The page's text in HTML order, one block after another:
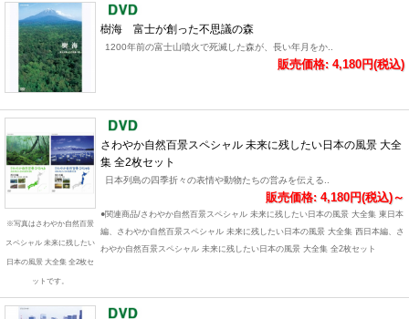
樹海 富士が創った不思議の森
1200年前の富士山噴火で死滅した森が、長い年月をか..
販売価格: 4,180円(税込)
※写真はさわやか自然百景
スペシャル 未来に残したい
日本の風景 大全集 全2枚セ
ットです。
さわやか自然百景スペシャル 未来に残したい日本の風景 大全
集 全2枚セット
日本列島の四季折々の表情や動物たちの営みを伝える..
販売価格: 4,180円(税込)～
●関連商品/さわやか自然百景スペシャル 未来に残したい日本の風景 大全集 東日本
編、さわやか自然百景スペシャル 未来に残したい日本の風景 大全集 西日本編、さ
わやか自然百景スペシャル 未来に残したい日本の風景 大全集 全2枚セット